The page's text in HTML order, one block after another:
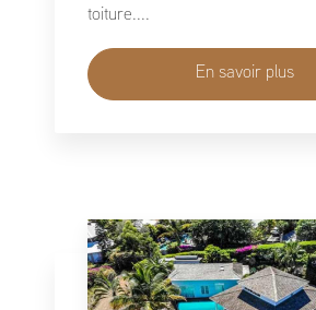
toiture....
En savoir plus